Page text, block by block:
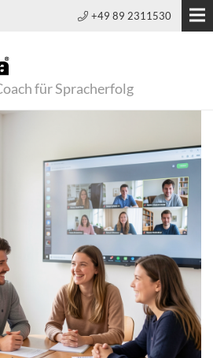
+49 89 2311530
für Spracherfolg